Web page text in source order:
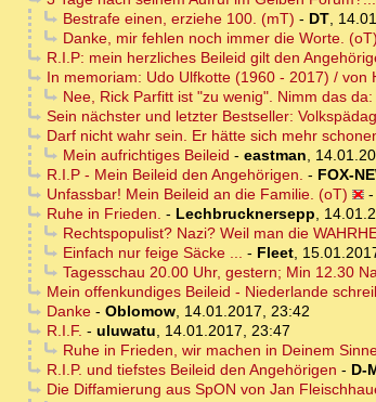
Bestrafe einen, erziehe 100. (mT) - DT,
Danke, mir fehlen noch immer die Worte. (oT)
R.I.P: mein herzliches Beileid gilt den
In memoriam: Udo Ulfkotte (1960 - 2017) / von
Nee, Rick Parfitt ist "zu wenig". Nimm das da:
Sein nächster und letzter Bestseller:
Darf nicht wahr sein. Er hätte sich mehr
Mein aufrichtiges Beileid - eastman,
R.I.P - Mein Beileid den Angehörigen. - FOX-
Unfassbar! Mein Beileid an die Familie. (oT)
-
Ruhe in Frieden. - Lechbrucknersepp,
Rechtspopulist? Nazi? Weil man die
Einfach nur feige Säcke ... - Fleet,
Tagesschau 20.00 Uhr, gestern; Min 12.30
Mein offenkundiges Beileid - Niederlande
Danke- Oblomow, 14.01.2017, 23:42
R.I.F. - uluwatu, 14.01.2017, 23:47
Ruhe in Frieden, wir machen in Deinem
R.I.P. und tiefstes Beileid den Angehörigen - D-
Die Diffamierung aus SpON von Jan